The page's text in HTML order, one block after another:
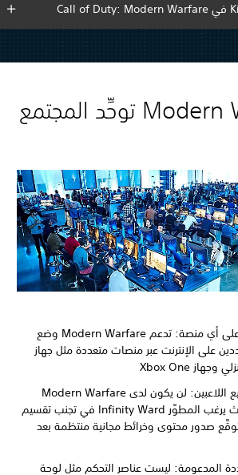
اِلعب مع الأصدقاء على أي منصة: تدعم Modern Warfare وضع
على الإنترنت عبر منصات متعددة مثل جهاز
تحديثات مجانية لجميع اللاعبين: لن يكون لدى Modern Warfare
بطاقة موسمية. حيث يرغب المطوِّر Infinity Ward في تجنب تقسيم
توقَّع صدور محتوى وخرائط مجانية منتظمة بعد
المدعومة: ليست عناصر التحكم مثل لوحة